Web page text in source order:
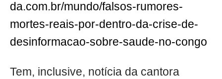
da.com.br/mundo/falsos-rumores-
mortes-reais-por-dentro-da-crise-de-
desinformacao-sobre-saude-no-congo
Tem, inclusive, notícia da cantora